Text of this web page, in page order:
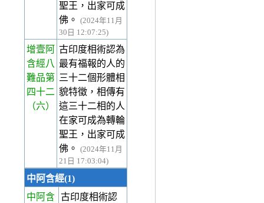
聖王，出家可成
佛。
(2024年11月
30日 12:07:25)
增壹阿
含經八
難品第
四十二
（六）
古印度相術認為
最有福報的人的
三十二個形體相
貌特徵，相傳有
這三十二相的人
在家可成為轉輪
聖王，出家可成
佛。
(2024年11月
21日 17:03:04)
中阿含經(1)
中阿含 古印度相術認